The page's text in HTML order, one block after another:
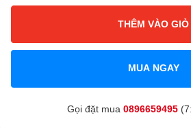
THÊM VÀO GIỎ
MUA NGAY
Gọi đặt mua 0896659495